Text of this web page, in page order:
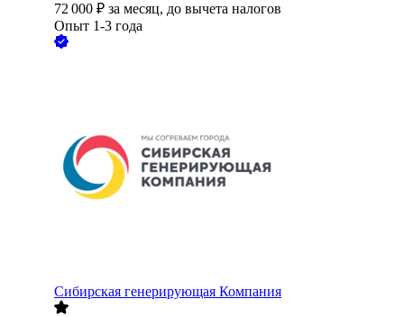
72 000 ₽ за месяц, до вычета налогов
Опыт 1-3 года
Сибирская генерирующая Компания